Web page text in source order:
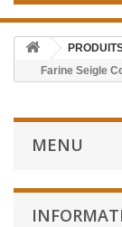
Farine Seigle
MENU